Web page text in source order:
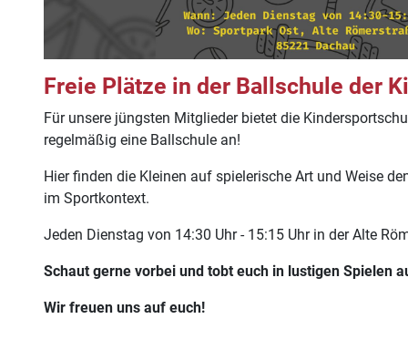
Freie Plätze in der Ballschule der
Für unsere jüngsten Mitglieder bietet die
regelmäßig eine Ballschule an!
Hier finden die Kleinen auf spielerische Art und Weise
im Sportkontext.
Jeden Dienstag von 14:30 Uhr - 15:15 Uhr in der Alte
Schaut gerne vorbei und tobt euch in lustigen Spielen
Wir freuen uns auf euch!